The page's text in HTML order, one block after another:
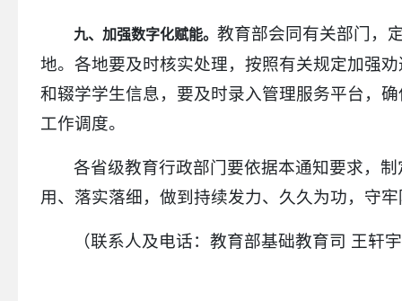
九、加强数字化赋能。教育部会同有关部门，
地。各地要及时核实处理，按照有关规定加强
和辍学学生信息，要及时录入管理服务平台，
工作调度。
各省级教育行政部门要依据本通知要求，
用、落实落细，做到持续发力、久久为功，守
（联系人及电话：教育部基础教育司 王轩